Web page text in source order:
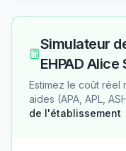
Simulateur
EHPAD Alice
Estimez le coût réel
aides (APA, APL,
de l'établissement